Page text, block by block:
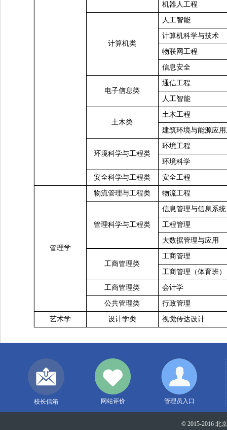
机器人工程
计算机类
人工智能
计算机科学与技术
物联网工程
信息安全
电子信息类
通信工程
人工智能
土木类
土木工程
建筑环境与能源应
环境科学与工程类
环境工程
环境科学
安全科学与工程类 安全工程
管理学
物流管理与工程类 物流工程
管理科学与工程类
信息管理与信息系统
工程管理
大数据管理与应用
工商管理类
工商管理
工商管理（体育班）
工商管理类 会计学
公共管理类 行政管理
艺术学 设计学类 视觉传达设计
校长信箱 网站评价 管理员入口
© 2015-2016